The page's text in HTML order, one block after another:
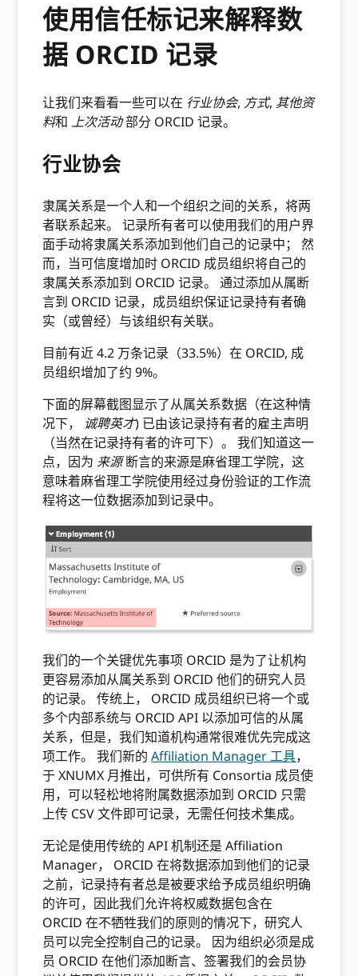
使用信任标记来解释数
据 ORCID 记录
让我们来看看一些可以在 行业协会, 方式, 其他资
料和 上次活动部分 ORCID 记录。
行业协会
隶属关系是一个人和一个组织之间的关系，将两
者联系起来。 记录所有者可以使用我们的用户界
面手动将隶属关系添加到他们自己的记录中； 然
而，当可信度增加时 ORCID 成员组织将自己的
隶属关系添加到 ORCID 记录。 通过添加从属断
言到 ORCID 记录，成员组织保证记录持有者确
实（或曾经）与该组织有关联。
目前有近 4.2 万条记录（33.5%）在 ORCID, 成
员组织增加了约 9%。
下面的屏幕截图显示了从属关系数据（在这种情
况下， 诚聘英才) 已由该记录持有者的雇主声明
（当然在记录持有者的许可下）。 我们知道这一
点，因为来源断言的来源是麻省理工学院，这
意味着麻省理工学院使用经过身份验证的工作流
程将这一位数据添加到记录中。
我们的一个关键优先事项 ORCID 是为了让机构
更容易添加从属关系到 ORCID 他们的研究人员
的记录。 传统上， ORCID 成员组织已将一个或
多个内部系统与 ORCID API 以添加可信的从属
关系，但是，我们知道机构通常很难优先完成这
项工作。 我们新的Affiliation Manager 工具，
于 XNUMX 月推出，可供所有 Consortia 成员使
用，可以轻松地将附属数据添加到 ORCID 只需
上传 CSV 文件即可记录，无需任何技术集成。
无论是使用传统的 API 机制还是 Affiliation
Manager， ORCID 在将数据添加到他们的记录
之前，记录持有者总是被要求给予成员组织明确
的许可，因此我们允许将权威数据包含在
ORCID 在不牺牲我们的原则的情况下，研究人
员可以完全控制自己的记录。 因为组织必须是成
员 ORCID 在他们添加断言、签署我们的会员协